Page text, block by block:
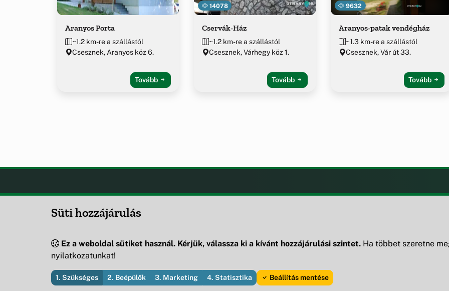
Aranyos Porta
~1.2 km-re a szállástól
Csesznek, Aranyos köz 6.
Tovább
14078
Cservák-Ház
~1.2 km-re a szállástól
Csesznek, Várhegy köz 1.
Tovább
9632
Aranyos-patak vendégház
~1.3 km-re a szállástól
Csesznek, Vár út 33.
Tovább
Csesznek önkormányzatának
OLDALAK
Helyek
KIEGÉSZÍTÉS
Süti hozzájárulás
Ez a weboldal sütiket használ. Kérjük, válassza ki a kívánt hozzájárulási szintet. Ha többet szeretne
nyilatkozatunkat!
1. Szükséges 2. Beépülők 3. Marketing 4. Statisztika Beállítás mentése